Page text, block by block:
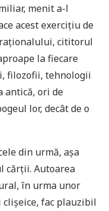
menit a-l
acest exercițiu de
cititorul
la fiecare
filozofii, tehnologii
antică, ori de
lor, decât de o
din urmă, așa
cărții. Autoarea
în urma unor
clișeice, fac plauzibil